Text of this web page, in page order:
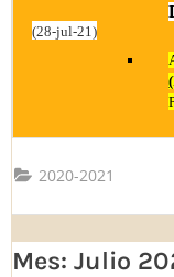
(28-jul-21)
2020-2021
Mes: Julio